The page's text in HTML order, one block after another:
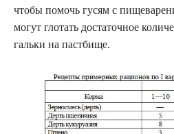
чтобы помочь гусям с
могут глотать достаточное
гальки на пастбище.